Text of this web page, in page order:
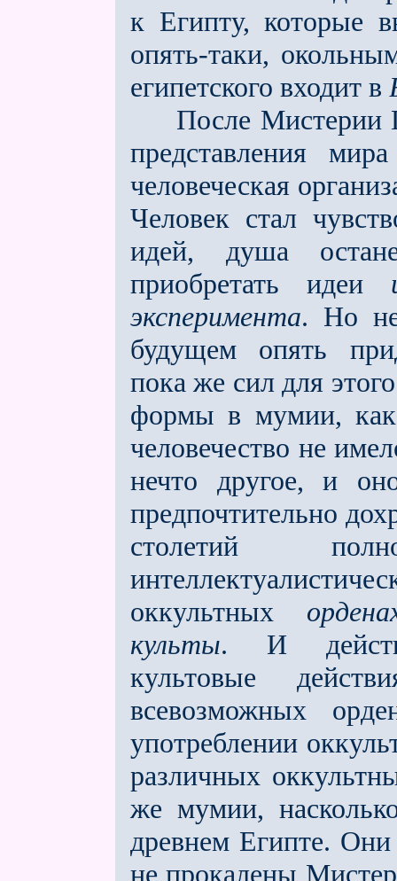
к Египту, которые
опять-таки,
египетского входит в
После Мистерии
представления
человеческая
Человек стал
идей, душа
приобретать идеи
эксперимента. Но
будущем опять
пока же сил для
формы в мумии, как
человечество не
нечто другое, и
предпочтительно
столетий
оккультных
культы. И
культовые
всевозможных
употреблении
различных
же мумии,
древнем Египте.
не прокалены